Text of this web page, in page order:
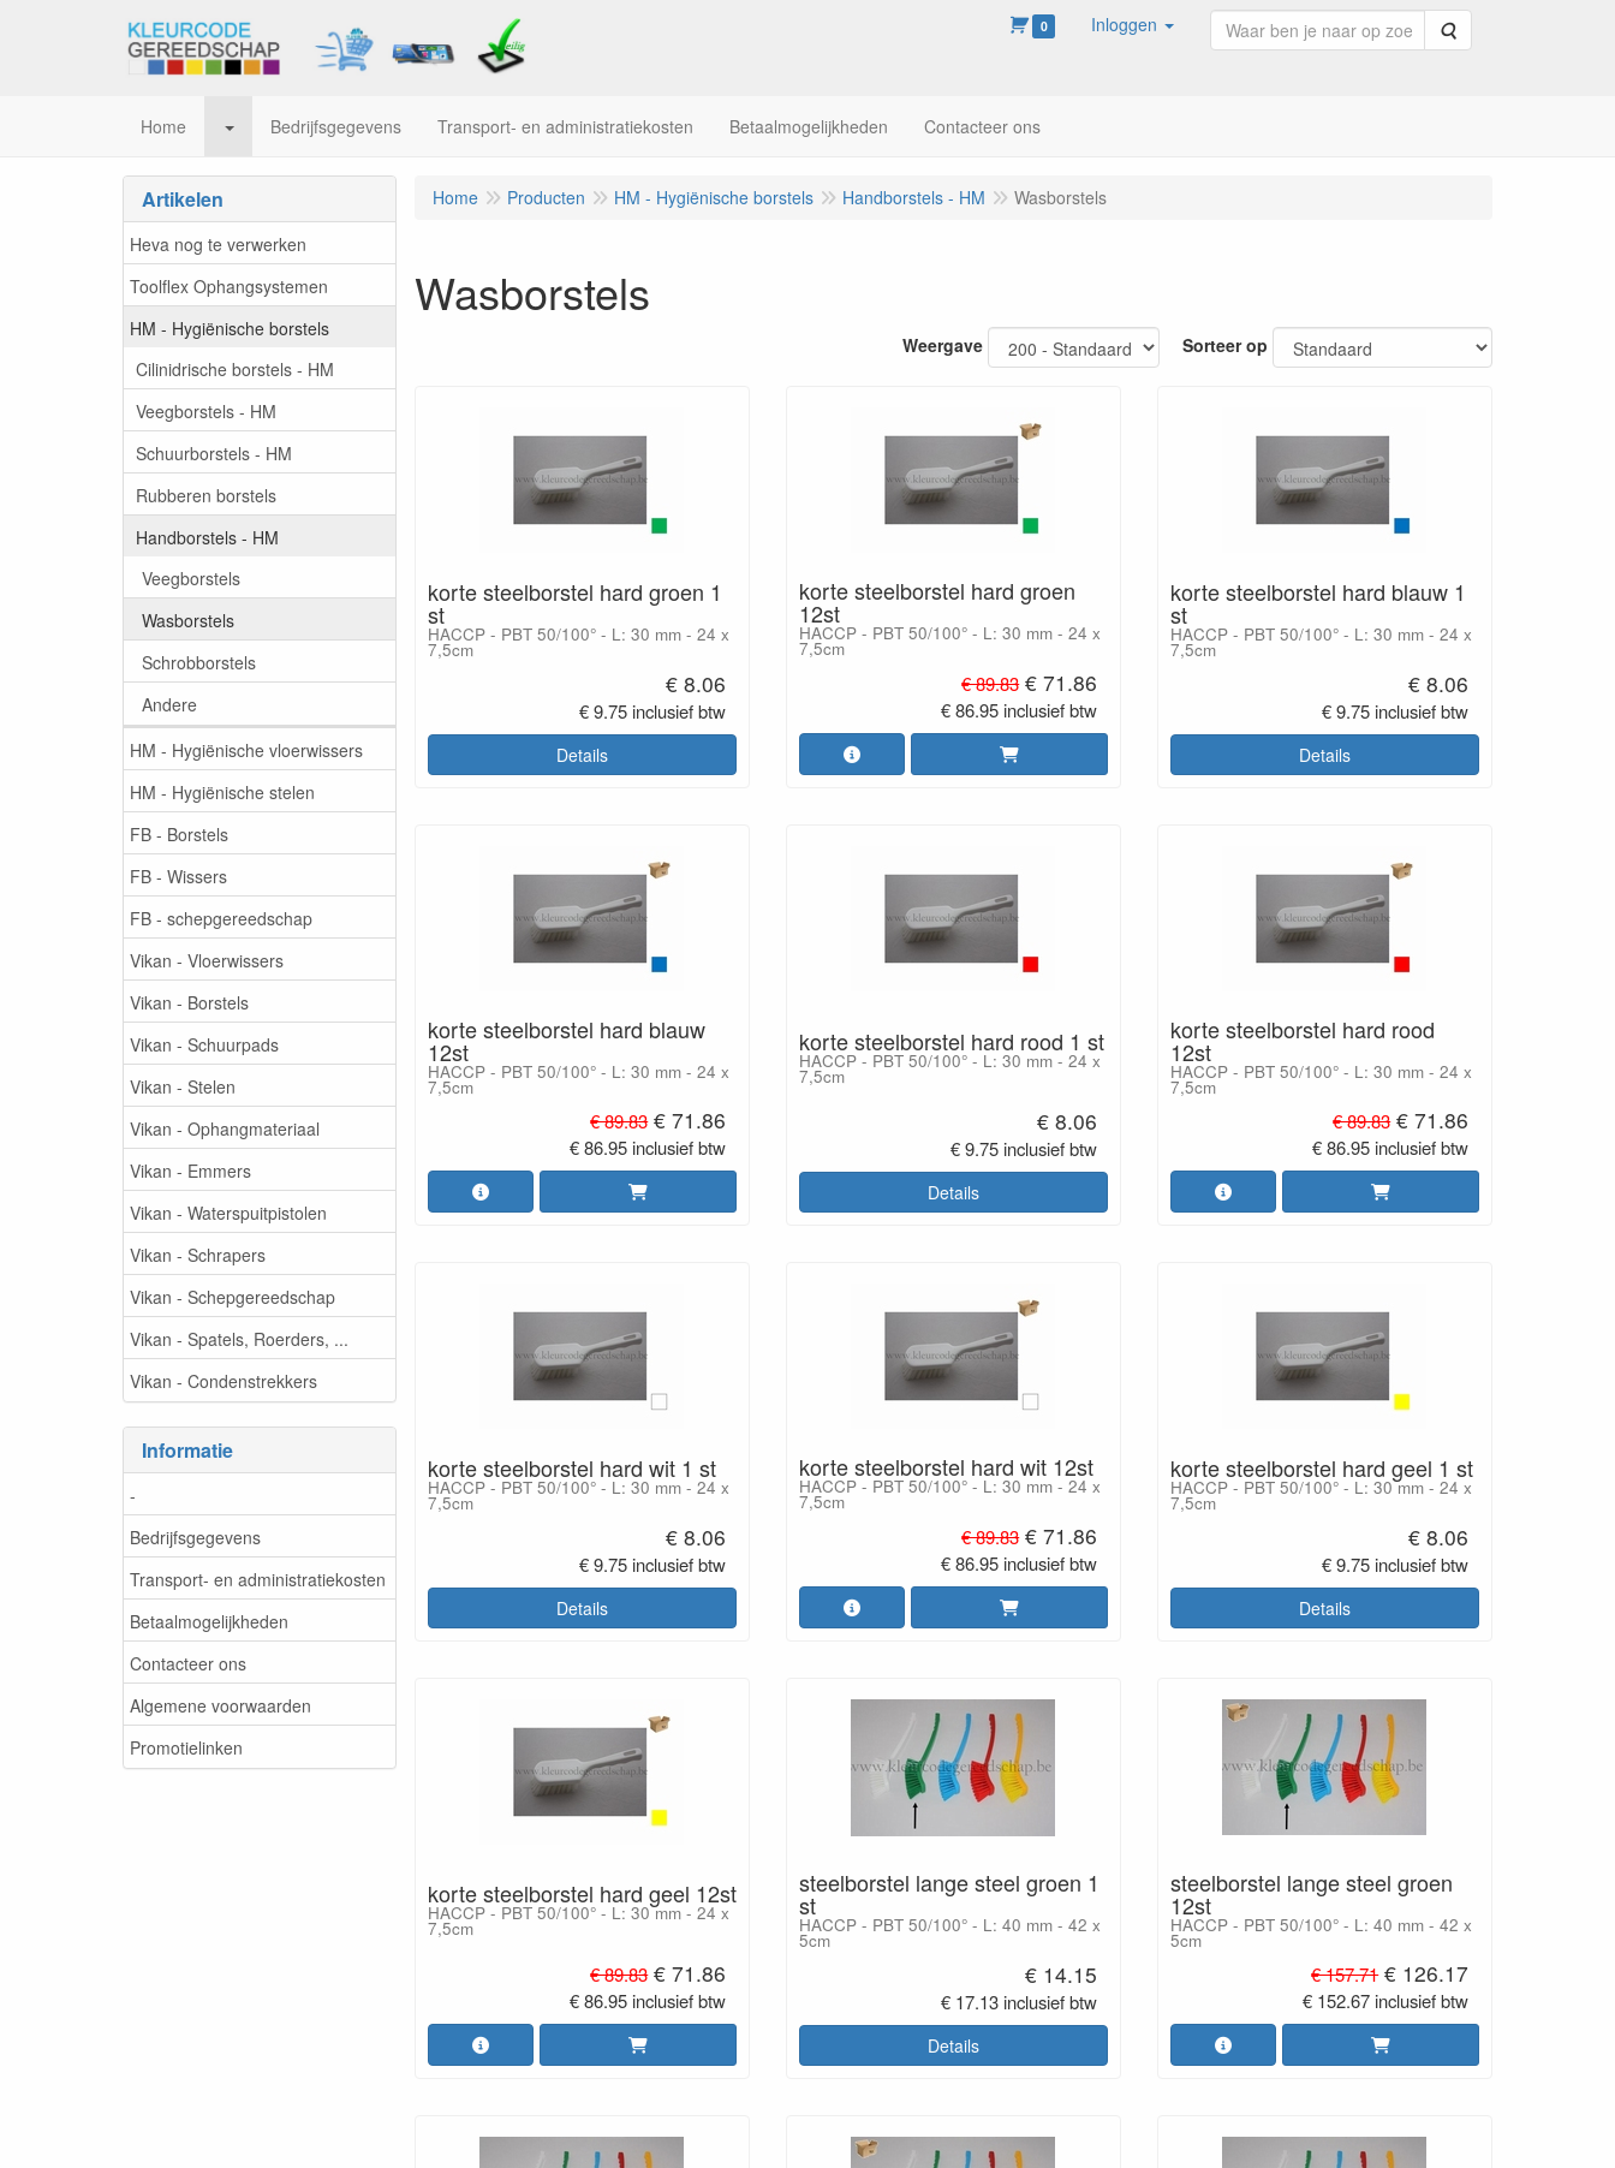
0 Inloggen Zoeken
Home Bedrijfsgegevens Transport- en administratiekosten Betaalmogelijkheden Contacteer ons
Artikelen
Heva nog te verwerken
Toolflex Ophangsystemen
HM - Hygiënische borstels
Cilinidrische borstels - HM
Veegborstels - HM
Schuurborstels - HM
Rubberen borstels
Handborstels - HM
Veegborstels
Wasborstels
Schrobborstels
Andere
HM - Hygiënische vloerwissers
HM - Hygiënische stelen
FB - Borstels
FB - Wissers
FB - schepgereedschap
Vikan - Vloerwissers
Vikan - Borstels
Vikan - Schuurpads
Vikan - Stelen
Vikan - Ophangmateriaal
Vikan - Emmers
Vikan - Waterspuitpistolen
Vikan - Schrapers
Vikan - Schepgereedschap
Vikan - Spatels, Roerders, ...
Vikan - Condenstrekkers
Informatie
-
Bedrijfsgegevens
Transport- en administratiekosten
Betaalmogelijkheden
Contacteer ons
Algemene voorwaarden
Promotielinken
Home Producten HM - Hygiënische borstels Handborstels - HM Wasborstels
Wasborstels
Weergave Sorteer op
korte steelborstel hard groen 1
st
HACCP - PBT 50/100° - L: 30 mm - 24 x
7,5cm
€ 8.06
€ 9.75 inclusief btw
Details
korte steelborstel hard groen
12st
HACCP - PBT 50/100° - L: 30 mm - 24 x
7,5cm
€ 89.83 € 71.86
€ 86.95 inclusief btw
korte steelborstel hard blauw 1
st
HACCP - PBT 50/100° - L: 30 mm - 24 x
7,5cm
€ 8.06
€ 9.75 inclusief btw
Details
korte steelborstel hard blauw
12st
HACCP - PBT 50/100° - L: 30 mm - 24 x
7,5cm
€ 89.83 € 71.86
€ 86.95 inclusief btw
korte steelborstel hard rood 1 st
HACCP - PBT 50/100° - L: 30 mm - 24 x
7,5cm
€ 8.06
€ 9.75 inclusief btw
Details
korte steelborstel hard rood
12st
HACCP - PBT 50/100° - L: 30 mm - 24 x
7,5cm
€ 89.83 € 71.86
€ 86.95 inclusief btw
korte steelborstel hard wit 1 st
HACCP - PBT 50/100° - L: 30 mm - 24 x
7,5cm
€ 8.06
€ 9.75 inclusief btw
Details
korte steelborstel hard wit 12st
HACCP - PBT 50/100° - L: 30 mm - 24 x
7,5cm
€ 89.83 € 71.86
€ 86.95 inclusief btw
korte steelborstel hard geel 1 st
HACCP - PBT 50/100° - L: 30 mm - 24 x
7,5cm
€ 8.06
€ 9.75 inclusief btw
Details
korte steelborstel hard geel 12st
HACCP - PBT 50/100° - L: 30 mm - 24 x
7,5cm
€ 89.83 € 71.86
€ 86.95 inclusief btw
steelborstel lange steel groen 1
st
HACCP - PBT 50/100° - L: 40 mm - 42 x
5cm
€ 14.15
€ 17.13 inclusief btw
Details
steelborstel lange steel groen
12st
HACCP - PBT 50/100° - L: 40 mm - 42 x
5cm
€ 157.71 € 126.17
€ 152.67 inclusief btw